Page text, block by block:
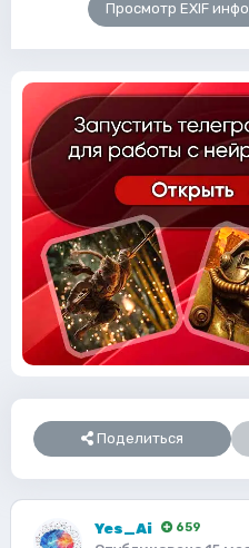
Просмотр EXIF
Поделиться
Yes_Ai 659